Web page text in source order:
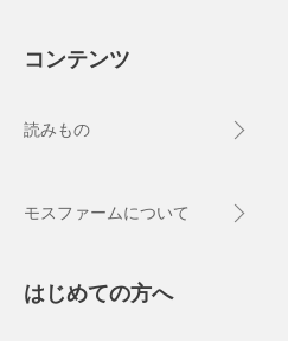
コンテンツ
読みもの
モスファームについて
はじめての方へ